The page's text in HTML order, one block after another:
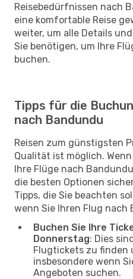
Reisebedürfnissen nach
eine komfortable Reise
weiter, um alle Details
Sie benötigen, um Ihre
buchen.
Tipps für die
nach Bandundu
Reisen zum günstigsten
Qualität ist möglich.
Ihre Flüge nach
die besten Optionen
Tipps, die Sie beachten
wenn Sie Ihren Flug nach
Buchen Sie Ihre
Donnerstag: Dies
Flugtickets zu finden
insbesondere wenn
Angeboten suchen.